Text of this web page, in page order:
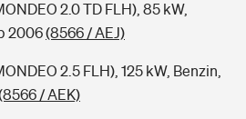
2.0 TD FLH), 85 kW,
2006(8566 / AEJ)
2.5 FLH), 125 kW, Benzin,
/ AEK)